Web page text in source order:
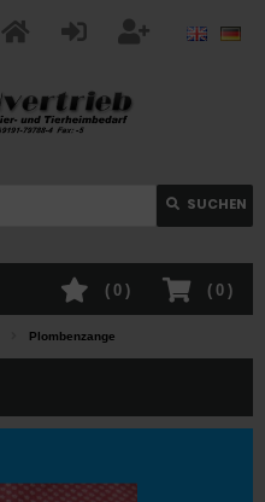
SUCHEN
( 0 )
( 0 )
Plombenzange